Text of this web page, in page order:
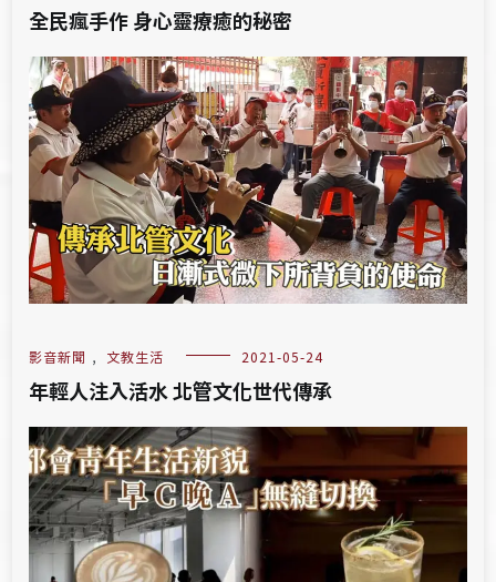
全民瘋手作 身心靈療癒的秘密
影音新聞 , 文教生活 2021-05-24
年輕人注入活水 北管文化世代傳承